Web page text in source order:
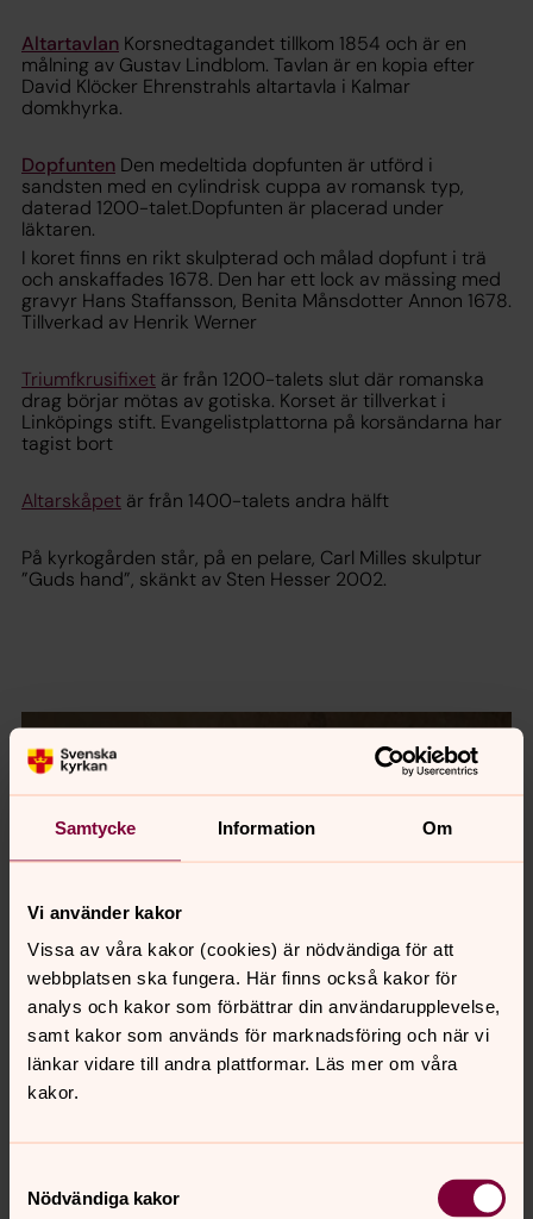
Samtycke Information Om
Vi använder kakor
Vissa av våra kakor (cookies) är nödvändiga för att
webbplatsen ska fungera. Här finns också kakor för
analys och kakor som förbättrar din användarupplevelse,
samt kakor som används för marknadsföring och när vi
länkar vidare till andra plattformar. Läs mer om våra
kakor.
Nödvändiga kakor
Altartavlan Korsnedtagandet tillkom 1854 och är en
målning av Gustav Lindblom. Tavlan är en kopia efter
David Klöcker Ehrenstrahls altartavla i Kalmar
domkhyrka.
Dopfunten Den medeltida dopfunten är utförd i
sandsten med en cylindrisk cuppa av romansk typ,
daterad 1200-talet.Dopfunten är placerad under
läktaren.
I koret finns en rikt skulpterad och målad dopfunt i trä
och anskaffades 1678. Den har ett lock av mässing med
gravyr Hans Staffansson, Benita Månsdotter Annon 1678.
Tillverkad av Henrik Werner
Triumfkrusifixet är från 1200-talets slut där romanska
drag börjar mötas av gotiska. Korset är tillverkat i
Linköpings stift. Evangelistplattorna på korsändarna har
tagist bort
Altarskåpet är från 1400-talets andra hälft
På kyrkogården står, på en pelare, Carl Milles skulptur
”Guds hand”, skänkt av Sten Hesser 2002.